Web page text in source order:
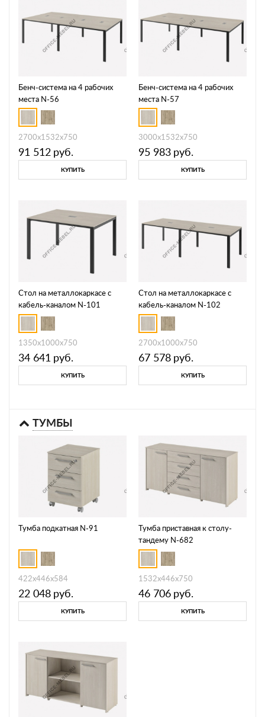
Бенч-система на 4 рабочих
места N-56
2700х1532х750
91 512 руб.
КУПИТЬ
Бенч-система на 4 рабочих
места N-57
3000х1532х750
95 983 руб.
КУПИТЬ
Стол на металлокаркасе с
кабель-каналом N-101
1350х1000х750
34 641 руб.
КУПИТЬ
Стол на металлокаркасе с
кабель-каналом N-102
2700х1000х750
67 578 руб.
КУПИТЬ
ТУМБЫ
Тумба подкатная N-91
422х446х584
22 048 руб.
КУПИТЬ
Тумба приставная к столу-
тандему N-682
1532х446х750
46 706 руб.
КУПИТЬ